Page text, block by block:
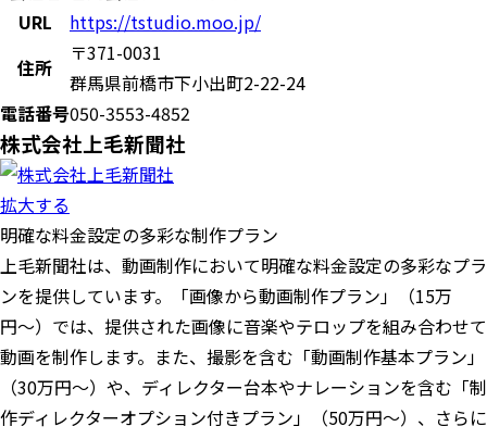
URL
https://tstudio.moo.jp/
住所
〒371-0031
群馬県前橋市下小出町2-22-24
電話番号050-3553-4852
株式会社上毛新聞社
拡大する
明確な料金設定の多彩な制作プラン
上毛新聞社は、動画制作において明確な料金設定の多彩なプラ
ンを提供しています。「画像から動画制作プラン」（15万
円〜）では、提供された画像に音楽やテロップを組み合わせて
動画を制作します。また、撮影を含む「動画制作基本プラン」
（30万円〜）や、ディレクター台本やナレーションを含む「制
作ディレクターオプション付きプラン」（50万円〜）、さらに